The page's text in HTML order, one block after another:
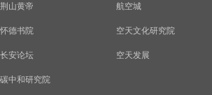
荆山黄帝
怀德书院
长安论坛
碳中和研究院
航空城
空天文化研究院
空天发展